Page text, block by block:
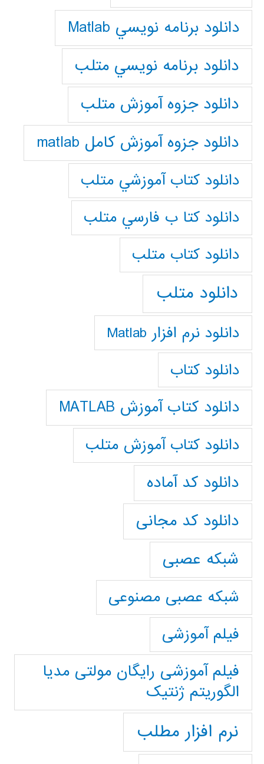
دانلود برنامه نويسي Matlab
دانلود برنامه نويسي متلب
دانلود جزوه آموزش متلب
دانلود جزوه آموزش کامل matlab
دانلود كتاب آموزشي متلب
دانلود كتا ب فارسي متلب
دانلود كتاب متلب
دانلود متلب
دانلود نرم افزار Matlab
دانلود کتاب
دانلود کتاب آموزش MATLAB
دانلود کتاب آموزش متلب
دانلود کد آماده
دانلود کد مجانی
شبکه عصبی
شبکه عصبی مصنوعی
فیلم آموزشی
فیلم آموزشی رایگان مولتی مدیا
الگوریتم ژنتیک
نرم افزار مطلب